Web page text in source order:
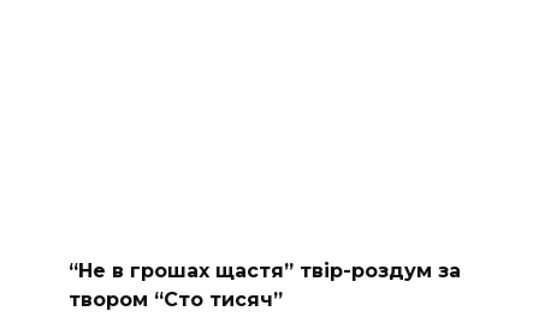
“Не в грошах щастя” твір-роздум за
твором “Сто тисяч”